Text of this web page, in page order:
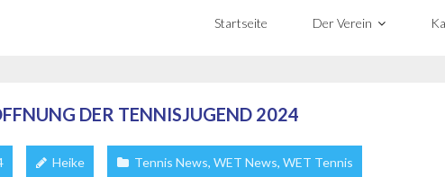
Startseite Der Verein
DER TENNISJUGEND 2024
Heike Tennis News, WET News, WET Tennis